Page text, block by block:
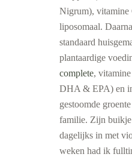
Nigrum), vitamine
liposomaal.
standaard
plantaardige
complete,
DHA & EPA) en
gestoomde
familie. Zijn buikje
dagelijks in met
weken had ik